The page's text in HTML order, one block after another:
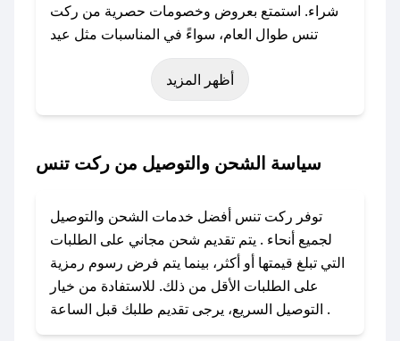
شراء. استمتع بعروض وخصومات حصرية من ركت
تنس طوال العام، سواءً في المناسبات مثل عيد
الفطر، عيد الأضحى، الجمعة البيضاء (شهر نوفمبر)،
رمضان، اليوم الوطني، يوم التأسيس، أو حتى عروض
باستخدام تطبيق صحصح، يمكنك العثور بسهولة على
تواصل معنا عبر تويتر أو البريد الإلكتروني لإضافته
بسرعة.
### كيفية استخدام كود خصم ركت تنس؟
1. انسخ كود الخصم من تطبيق صحصح.
2. الصقه في خانة الدفع عند التسوق من ركت تنس.
أظهر المزيد
سياسة الشحن والتوصيل من ركت تنس
توفر ركت تنس أفضل خدمات الشحن والتوصيل
لجميع أنحاء . يتم تقديم شحن مجاني على الطلبات
التي تبلغ قيمتها أو أكثر، بينما يتم فرض رسوم رمزية
على الطلبات الأقل من ذلك. للاستفادة من خيار
التوصيل السريع، يرجى تقديم طلبك قبل الساعة .